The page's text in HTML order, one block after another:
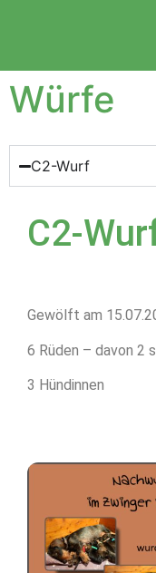
Würfe
C2-Wurf
C2-
Gewölft am
6 Rüden – davon 2
3 Hündinnen